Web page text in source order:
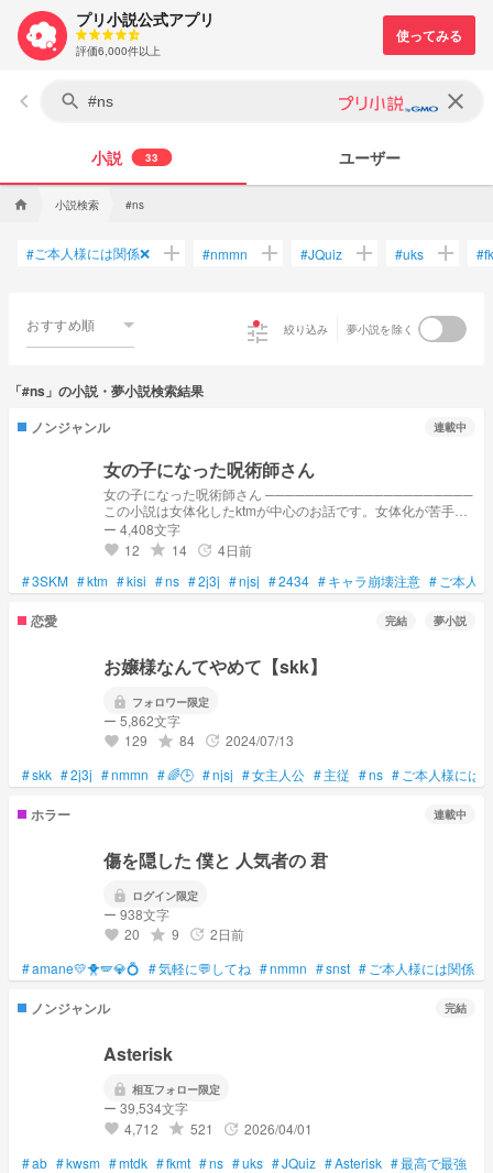
プリ小説公式アプリ
評価6,000件以上
keyboard_arrow_left search clear
小説 33 ユーザー
home 小説検索 #ns
#ご本人様には関係❌ add #nmmn add #JQuiz add #uks add #
おすすめ順 tune 絞り込み 夢小説を除く
「#ns」の小説・夢小説検索結果
ノンジャンル
連載中
女の子になった呪術師さん
女の子になった呪術師さん ─────────────────────
この小説は女体化したktmが中心のお話です。女体化が苦手と
いう方はそっとこの小説を閉じてください 【主な登場人物】
〜メイン〜 ・ktm(女体化).kisi.ns 〜サブメイン〜 ・skng(女体
化).srp.knt.hbr ・itk(女体化).httbs 主な登場人物は私の推し様た
ちです。完全に自己満になります 主な登場人物以外にも登場
する人物は居ると思いますが、メインは上記に書いてある人た
＿＿＿＿＿＿＿＿＿＿＿＿＿＿＿＿＿＿ この小説の投稿頻度
ー 4,408文字
favorite 12 grade 14 update 4日前
#3SKM #ktm #kisi #ns #2j3j #njsj #2434 #キャラ崩壊注意 # ご本人
恋愛 完結 夢小説
お嬢様なんてやめて【skk】
lock フォロワー限定
ー 5,862文字
favorite 129 grade 84 update 2024/07/13
#skk #2j3j #nmmn #🌈🕒 #njsj #女主人公 #主従 #ns # ご本人様には
ホラー 連載中
傷を隠した 僕と 人気者の 君
lock ログイン限定
ー 938文字
favorite 20 grade 9 update 2日前
#amane💛🐥🪽💎💍 #気軽に💬してね #nmmn #snst #ご本人様には関係❌
ノンジャンル 完結
Asterisk
lock 相互フォロー限定
ー 39,534文字
favorite 4,712 grade 521 update 2026/04/01
#ab #kwsm #mtdk #fkmt #ns #uks #JQuiz #Asterisk #最高で最強